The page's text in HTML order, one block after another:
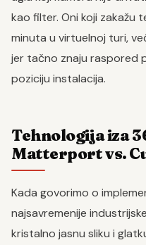
kao filter. Oni koji zakažu
minuta u virtuelnoj turi,
jer tačno znaju raspored
poziciju instalacija.
Tehnologija iza
Matterport vs.
Kada govorimo o
najsavremenije
kristalno jasnu sliku i